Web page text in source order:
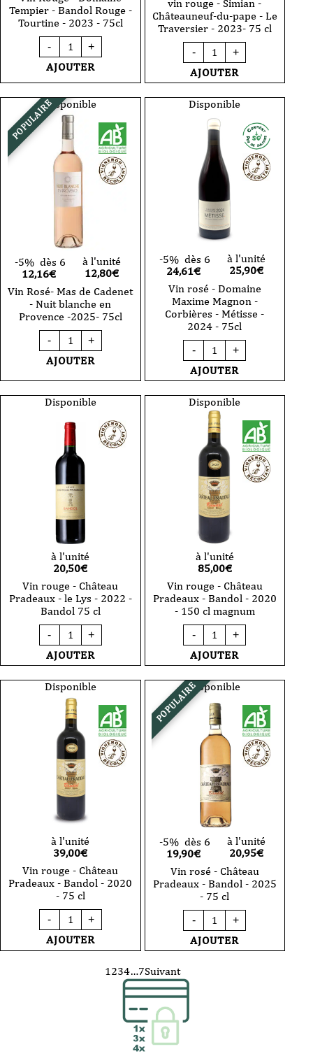
Tempier - Bandol Rouge -
Tourtine - 2023 - 75cl
-
quantité
de
Vin
Rouge
-
Domaine
Tempier
-
Bandol
Rouge
-
Tourtine
-
2023
-
75cl
+
AJOUTER
vin rouge - Simian -
Châteauneuf-du-pape - Le
Traversier - 2023- 75 cl
-
quantité
de
vin
rouge
Simian
-
Châteauneuf-
du-
pape
-
Le
Traversier
2023-
75
cl
+
AJOUTER
POPULAIREDisponible
-5% dès 6
12,16€
à l'unité
12,80€
Vin Rosé- Mas de Cadenet
- Nuit blanche en
Provence -2025- 75cl
-
quantité
de
Vin
Rosé-
Mas
Cadenet
Nuit
blanche
en
Provence
-2025-
+
AJOUTER
Disponible
-5% dès 6
24,61€
à l'unité
25,90€
Vin rosé - Domaine
Maxime Magnon -
Corbières - Métisse -
2024 - 75cl
-
quantité
de
Vin
rosé
Domaine
Maxime
Magnon
Corbières
-
Métisse
-
2024
-
75cl
+
AJOUTER
Disponible
à l'unité
20,50€
Vin rouge - Château
Pradeaux - le Lys - 2022 -
Bandol 75 cl
-
quantité
de
Vin
rouge
Château
Pradeaux
le
Lys
-
2022
-
Bandol
75
cl
+
AJOUTER
Disponible
à l'unité
85,00€
Vin rouge - Château
Pradeaux - Bandol - 2020
- 150 cl magnum
-
quantité
de
Vin
rouge
Château
Pradeaux
Bandol
2020
150
cl
magnum
+
AJOUTER
Disponible
à l'unité
39,00€
Vin rouge - Château
Pradeaux - Bandol - 2020
- 75 cl
-
quantité
de
Vin
rouge
+
AJOUTER
POPULAIREDisponible
-5% dès 6
19,90€
à l'unité
20,95€
Vin rosé - Château
Pradeaux - Bandol - 2025
- 75 cl
-
quantité
de
Vin
rosé
+
AJOUTER
1234…7Suivant